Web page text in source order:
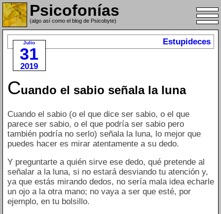
Psicofonías
(algo así como el blog de Psicobyte)
Julio
31
2019
Estupideces
Cuando el sabio señala la luna
Cuando el sabio (o el que dice ser sabio, o el que
parece ser sabio, o el que podría ser sabio pero
también podría no serlo) señala la luna, lo mejor que
puedes hacer es mirar atentamente a su dedo.
Y preguntarte a quién sirve ese dedo, qué pretende al
señalar a la luna, si no estará desviando tu atención y,
ya que estás mirando dedos, no sería mala idea echarle
un ojo a la otra mano; no vaya a ser que esté, por
ejemplo, en tu bolsillo.